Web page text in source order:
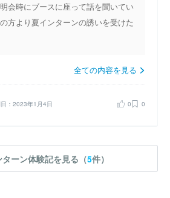
会時にブースに座って話を聞いてい
方より夏インターンの誘いを受けた
全ての内容を見る
：2023年1月4日 0 0
ーン体験記を見る（5件）